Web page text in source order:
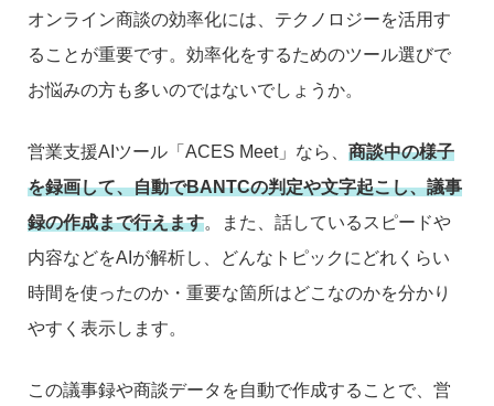
オンライン商談の効率化には、テクノロジーを活用す
ることが重要です。効率化をするためのツール選びで
お悩みの方も多いのではないでしょうか。
営業支援AIツール「ACES Meet」なら、 商談中の様子
を録画して、自動でBANTCの判定や文字起こし、議事
録の作成まで行えます。また、話しているスピードや
内容などをAIが解析し、どんなトピックにどれくらい
時間を使ったのか・重要な箇所はどこなのかを分かり
やすく表示します。
この議事録や商談データを自動で作成することで、営